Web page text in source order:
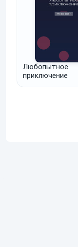
Любопытное
приключение